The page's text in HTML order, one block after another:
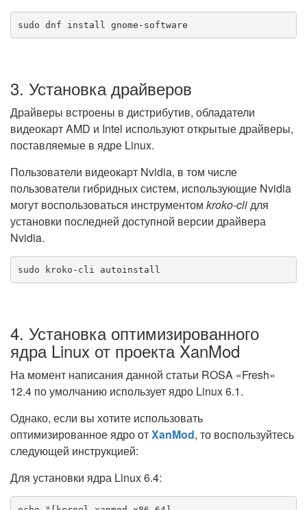
sudo dnf install gnome-software
3. Установка драйверов
Драйверы встроены в дистрибутив, обладатели
видеокарт AMD и Intel используют открытые драйверы,
поставляемые в ядре Linux.
Пользователи видеокарт Nvidia, в том числе
пользователи гибридных систем, использующие Nvidia
могут воспользоваться инструментом kroko-cliдля
установки последней доступной версии драйвера
Nvidia.
sudo kroko-cli autoinstall
4. Установка оптимизированного
ядра Linux от проекта XanMod
На момент написания данной статьи ROSA «Fresh»
12.4 по умолчанию использует ядро Linux 6.1.
Однако, если вы хотите использовать
оптимизированное ядро отXanMod, то воспользуйтесь
следующей инструкцией:
Для установки ядра Linux 6.4: